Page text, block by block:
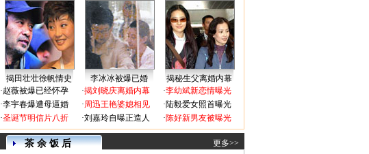
揭田壮壮徐帆情史 李冰冰被爆已婚
揭秘生父离婚内幕
·赵薇被爆已经怀孕
·李宇春爆遭母逼婚
·圣诞节明信片八折
·揭刘晓庆离婚内幕
·周迅王艳婆媳相见
·刘嘉玲自曝正造人
·李幼斌新恋情曝光
·陆毅爱女照首曝光
·陈好新男友被曝光
茶 余 饭 后 更多>>